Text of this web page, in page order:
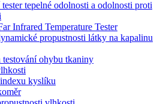
tepelné odolnosti a odolnosti proti
Infrared Temperature Tester
propustnosti látky na kapalinu
testování ohybu tkaniny
kyslíku